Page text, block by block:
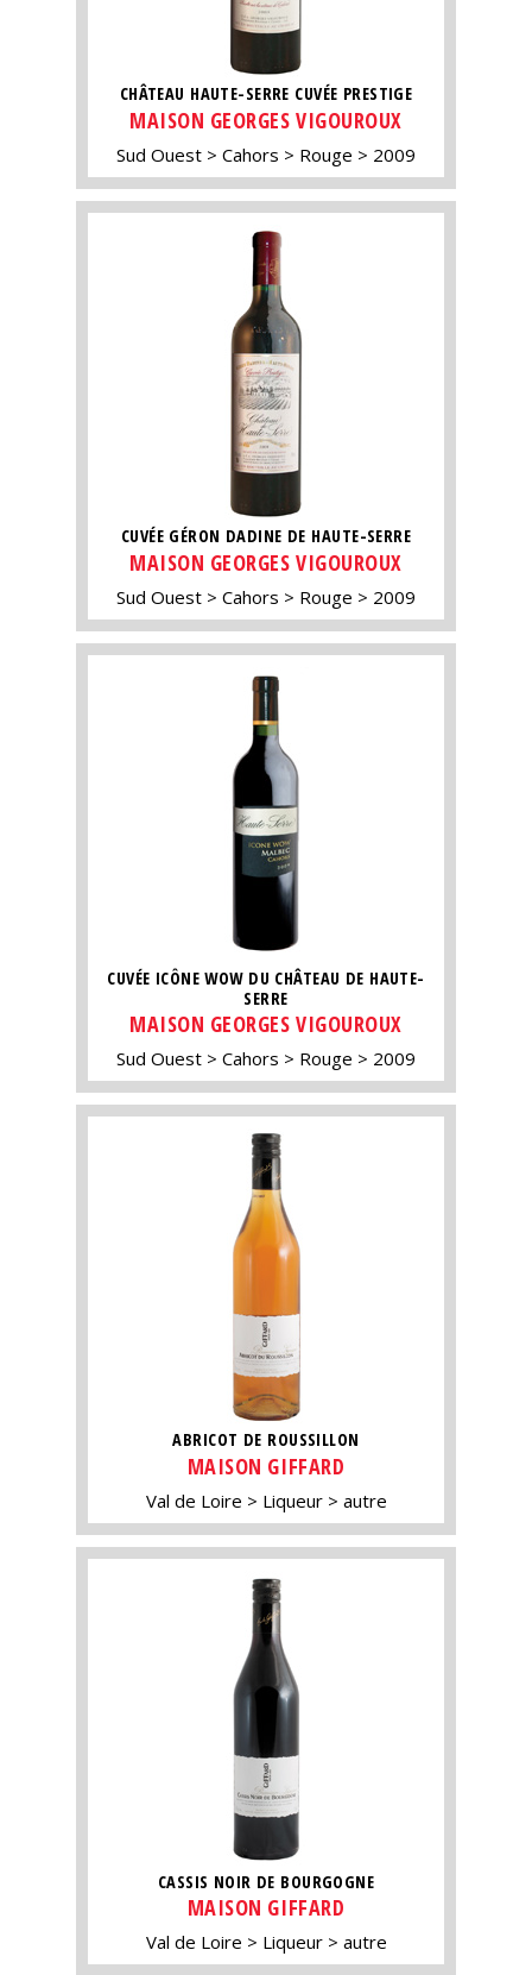
CHÂTEAU HAUTE-SERRE CUVÉE PRESTIGE
MAISON GEORGES VIGOUROUX
Sud Ouest Cahors Rouge 2009
CUVÉE GÉRON DADINE DE HAUTE-SERRE
MAISON GEORGES VIGOUROUX
Sud Ouest Cahors Rouge 2009
CUVÉE ICÔNE WOW DU CHÂTEAU DE HAUTE-
SERRE
MAISON GEORGES VIGOUROUX
Sud Ouest Cahors Rouge 2009
ABRICOT DE ROUSSILLON
MAISON GIFFARD
Val de Loire Liqueur autre
CASSIS NOIR DE BOURGOGNE
MAISON GIFFARD
Val de Loire Liqueur autre